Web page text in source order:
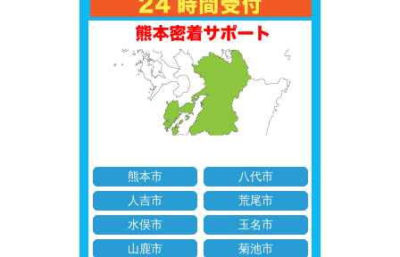
熊本市
八代市
人吉市
荒尾市
水俣市
玉名市
山鹿市
菊池市